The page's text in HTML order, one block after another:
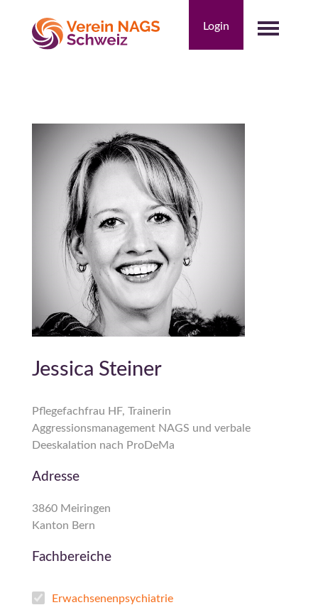
content
Login
Jessica Steiner
Pflegefachfrau HF, Trainerin
Aggressionsmanagement NAGS und verbale
Deeskalation nach ProDeMa
Adresse
3860 Meiringen
Kanton Bern
Fachbereiche
Erwachsenenpsychiatrie